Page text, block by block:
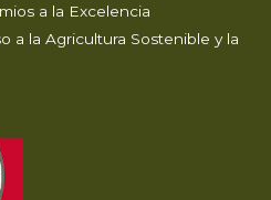
a la Excelencia
a la Agricultura Sostenible y la